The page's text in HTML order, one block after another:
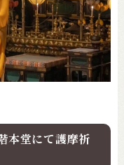
本堂にて護摩祈